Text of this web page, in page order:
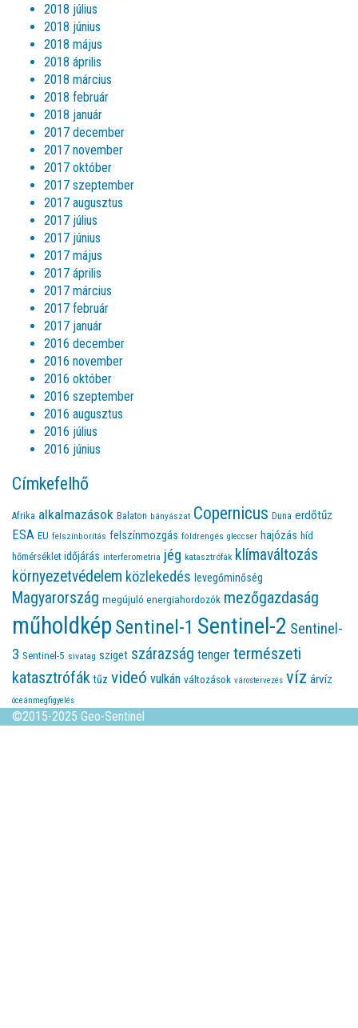
2018 július
2018 június
2018 május
2018 április
2018 március
2018 február
2018 január
2017 december
2017 november
2017 október
2017 szeptember
2017 augusztus
2017 július
2017 június
2017 május
2017 április
2017 március
2017 február
2017 január
2016 december
2016 november
2016 október
2016 szeptember
2016 augusztus
2016 július
2016 június
Címkefelhő
Afrika alkalmazások Balaton bányászat Copernicus Duna erdőtűz
ESA EU felszínborítás felszínmozgás földrengés gleccser hajózás híd
hőmérséklet időjárás interferometria jég katasztrófák klímaváltozás
környezetvédelem közlekedés levegőminőség
Magyarország megújuló energiahordozók mezőgazdaság
műholdkép Sentinel-1 Sentinel-2 Sentinel-
3 Sentinel-5 sivatag sziget szárazság tenger természeti
katasztrófák tűz videó vulkán változások várostervezés víz árvíz
óceánmegfigyelés
©2015-2025 Geo-Sentinel